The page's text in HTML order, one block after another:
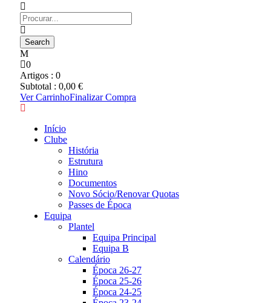
0
Artigos : 0
Subtotal : 0,00 €
Ver CarrinhoFinalizar Compra
Início
Clube
História
Estrutura
Hino
Documentos
Novo Sócio/Renovar Quotas
Passes de Época
Equipa
Plantel
Equipa Principal
Equipa B
Calendário
Época 26-27
Época 25-26
Época 24-25